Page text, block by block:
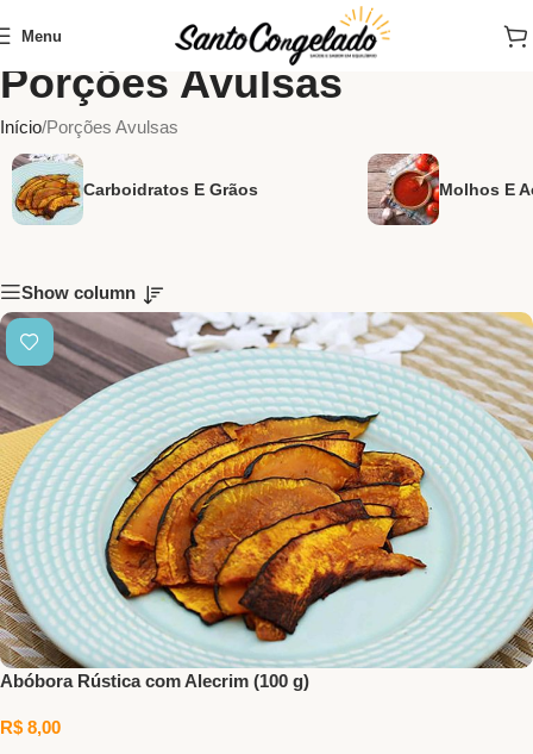
Menu
Porções Avulsas
Início Porções Avulsas
Carboidratos E Grãos Molhos E
Show column
Abóbora Rústica com Alecrim (100 g)
R$ 8,00